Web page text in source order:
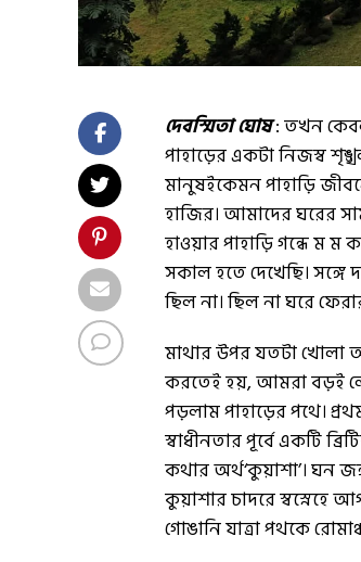
দেবস্মিতা ঘোষ: তখন
পাহাড়ের একটা নিজস্ব
মানুষইকেমন পাহাড়ি
হাজির। আমাদের ঘরের
হাওয়ার পাহাড়ি গন্ধে ম
সকাল হতে দেখেছি। সঙ্গে
ছিল না। ছিল না ঘরে
মাথার উপর যতটা খোলা
করতেই হয়, আমরা বড়ই
পড়লাম পাহাড়ের পথে।
স্বাধীনতার পূর্বে একটি
কথার অর্থ‘কুয়াশা’। ঘন
কুয়াশার চাদরে স্বস্নেহে
গোঙানি যাত্রা পথকে